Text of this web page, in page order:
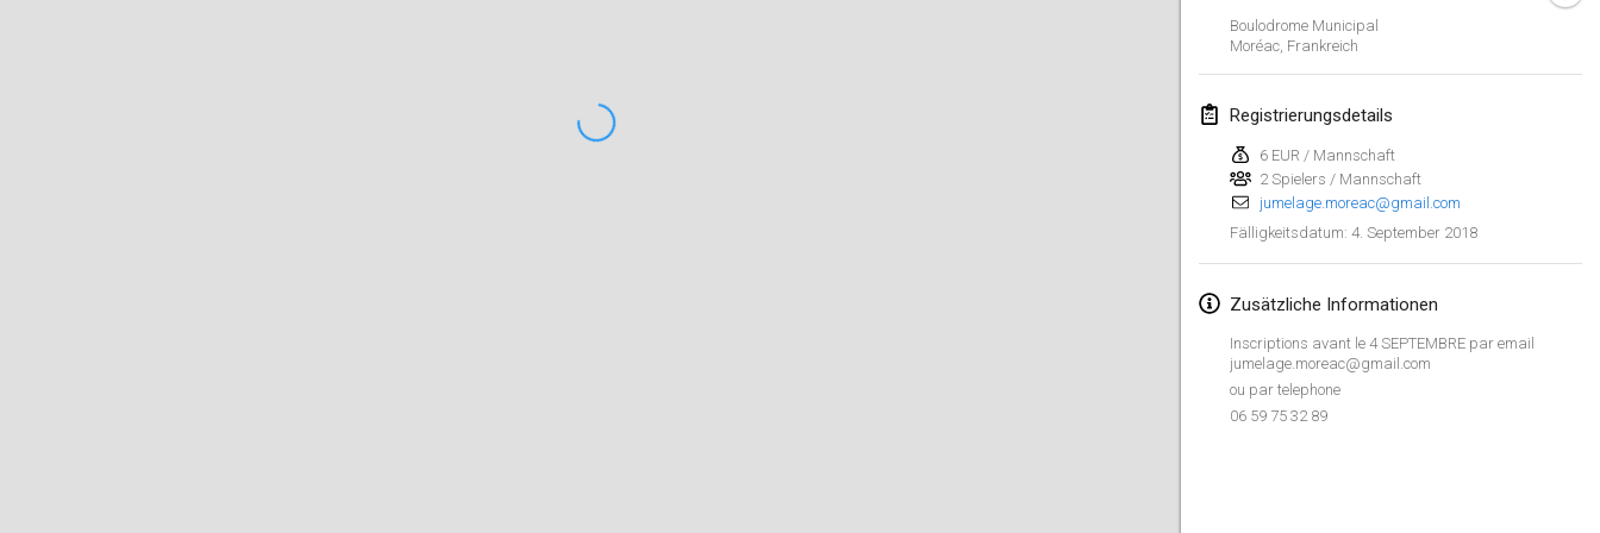
Boulodrome Municipal
Moréac, Frankreich
Registrierungsdetails
6 EUR / Mannschaft
2 Spielers / Mannschaft
jumelage.moreac@gmail.com
Fälligkeitsdatum: 4. September 2018
Zusätzliche Informationen
Inscriptions avant le 4 SEPTEMBRE par email
jumelage.moreac@gmail.com
ou par telephone
06 59 75 32 89
Lumi Mölkky
Tournoi de la St Valentin
10. Feb. 2018|Frankreich
Faschings-Mölkky
11. Feb. 2018| Deutschland
Rakovnické mölkkování
Republik